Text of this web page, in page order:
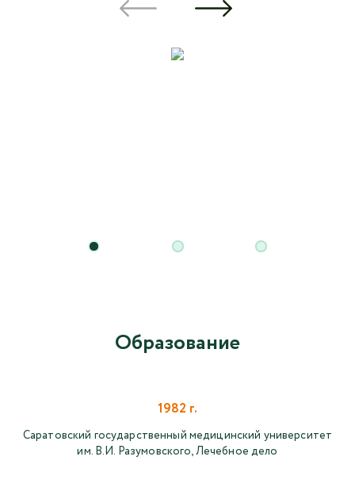
Образование
1982 г.
Саратовский государственный медицинский университет
им. В.И. Разумовского, Лечебное дело